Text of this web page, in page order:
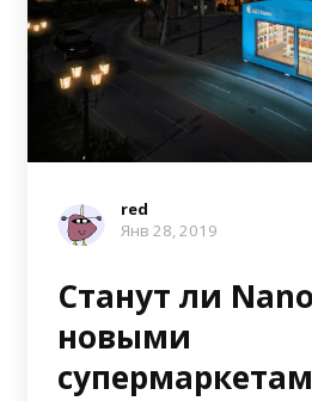
red
Янв 28, 2019
Станут ли
новыми